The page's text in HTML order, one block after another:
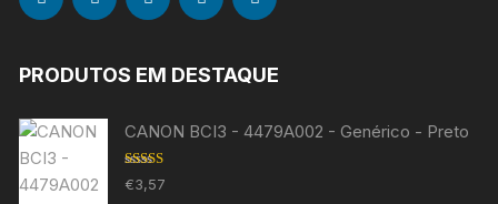
PRODUTOS EM DESTAQUE
CANON BCI3 - 4479A002 - Genérico - Preto
Avaliação
5.00de 5
€3,57